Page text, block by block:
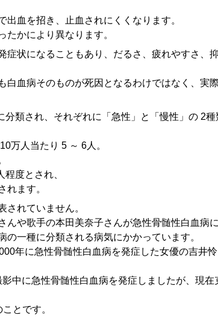
血を招き、止血されにくくなります。
かにより異なります。
症状になることもあり、だるさ、疲れやすさ、
血病そのものが死因となるわけではなく、実
類され、それぞれに「急性」と「慢性」の 2種
万人当たり 5 ～ 6人。
度とされ、
れます。
されていません。
や歌手の本田美奈子さんが急性骨髄性白血病
一種に分類される病気にかかっています。
年に急性骨髄性白血病を発症した女優の吉井
中に急性骨髄性白血病を発症しましたが、現
とです。